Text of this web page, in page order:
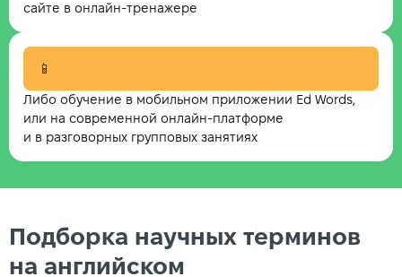
сайте в онлайн-тренажере
📱
Либо обучение в мобильном приложении Ed Words,
или на современной онлайн-платформе
и в разговорных групповых занятиях
Подборка научных терминов
на английском